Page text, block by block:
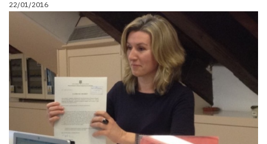
22/01/2016